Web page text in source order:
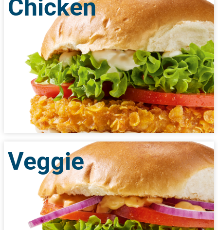
Chicken
Veggie